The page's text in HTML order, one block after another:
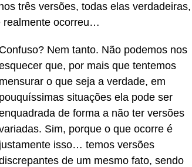
três versões, todas elas verdadeiras,
realmente ocorreu…
Confuso? Nem tanto. Não podemos nos
que, por mais que tentemos
mensurar o que seja a verdade, em
pouquíssimas situações ela pode ser
de forma a não ter versões
Sim, porque o que ocorre é
justamente isso… temos versões
de um mesmo fato, sendo